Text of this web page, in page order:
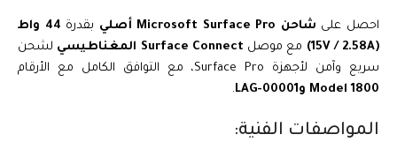
احصل على شاحن Microsoft Surface Pro أصلي بقدرة
44 واط
(15V / 2.58A)
مع موصل Surface Connect المغناطيسي
لشحن
سريع وآمن لأجهزة Surface Pro، مع التوافق الكامل مع الأرقام
Model 1800 وLAG-00001
.
المواصفات الفنية: